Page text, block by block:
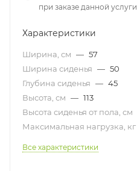
при заказе данной услуги
Характеристики
Ширина, см — 57
Ширина сиденья — 50
Глубина сиденья — 45
Высота, см — 113
Высота сиденья от пола, см
Максимальная нагрузка, кг
Все характеристики